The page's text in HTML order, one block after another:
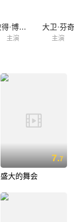
彼得·博格丹诺维奇
主演
大卫·芬奇
主演
7.7
盛大的舞会